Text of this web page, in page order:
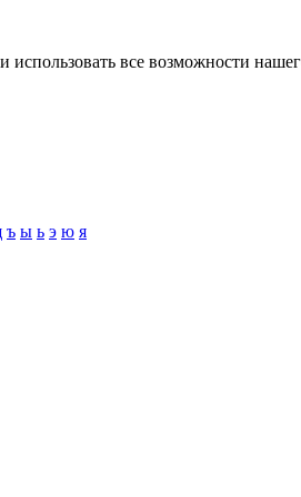
все возможности
ъ ы ь э ю я